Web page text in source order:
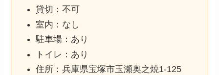
貸切：不可
室内：なし
駐車場：あり
トイレ：あり
住所：兵庫県宝塚市玉瀬奥之焼1-125